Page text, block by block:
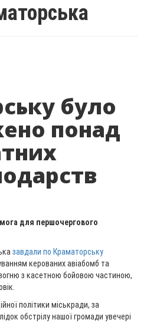
було
понад
для першочергового
завдали по Краматорську
керованих авіабомб та
з касетною бойовою частиною,
політики міськради, за
обстрілу нашої громади увечері